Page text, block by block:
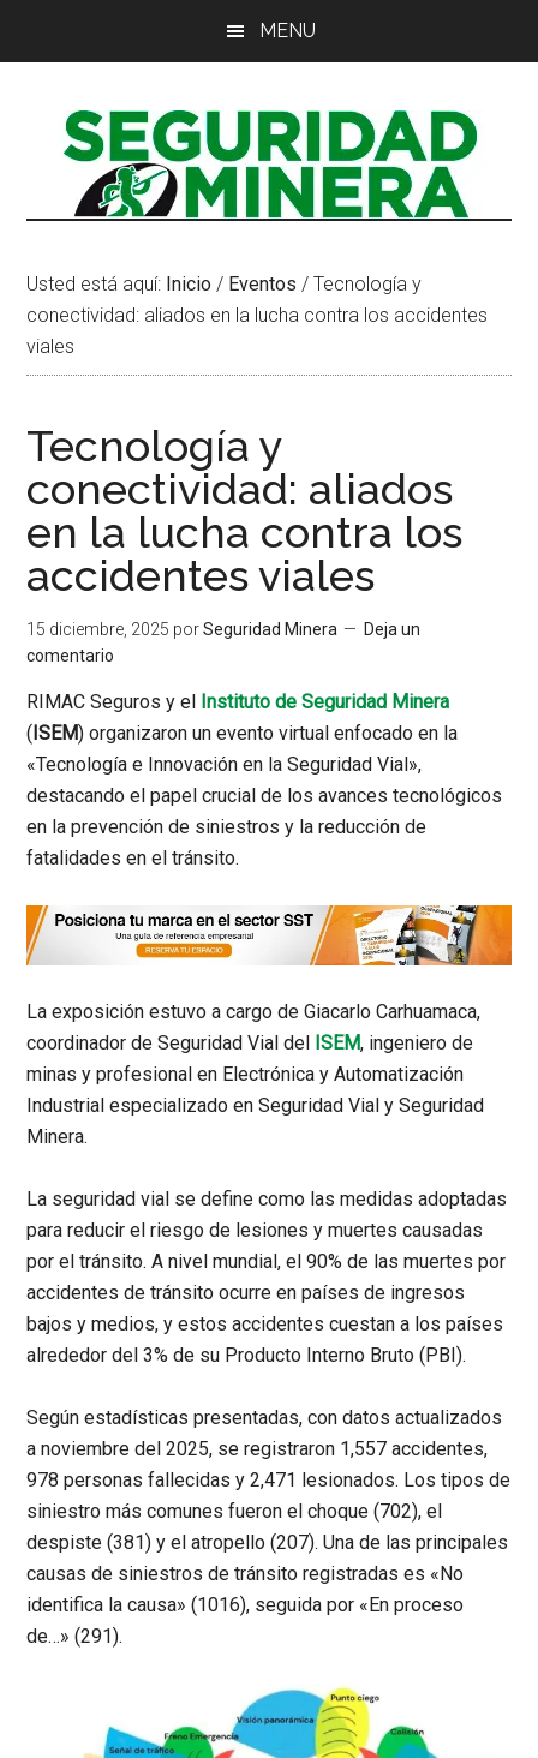
principal
MENU
Usted está aquí: Inicio / Eventos / Tecnología y
conectividad: aliados en la lucha contra los accidentes
viales
Tecnología y
conectividad: aliados
en la lucha contra los
accidentes viales
15 diciembre, 2025 porSeguridad Minera
Deja un
comentario
RIMAC Seguros y el Instituto de Seguridad Minera
(ISEM) organizaron un evento virtual enfocado en la
«Tecnología e Innovación en la Seguridad Vial»,
destacando el papel crucial de los avances tecnológicos
en la prevención de siniestros y la reducción de
fatalidades en el tránsito.
La exposición estuvo a cargo deGiacarlo Carhuamaca,
coordinador de Seguridad Vial del ISEM, ingeniero de
minas y profesional en Electrónica y Automatización
Industrial especializado en Seguridad Vial y Seguridad
Minera.
La seguridad vial se define como las medidas adoptadas
para reducir el riesgo de lesiones y muertes causadas
por el tránsito. A nivel mundial, el 90% de las muertes por
accidentes de tránsito ocurre en países de ingresos
bajos y medios, y estos accidentes cuestan a los países
alrededor del 3% de su Producto Interno Bruto (PBI).
Según estadísticas presentadas, con datos actualizados
a noviembre del 2025, se registraron 1,557 accidentes,
978 personas fallecidas y 2,471 lesionados. Los tipos de
siniestro más comunes fueron el choque (702), el
despiste (381) y el atropello (207). Una de las principales
causas de siniestros de tránsito registradas es «No
identifica la causa» (1016), seguida por «En proceso
de…» (291).